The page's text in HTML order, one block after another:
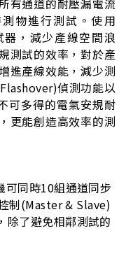
有通道的耐壓漏電流
物進行測試。使用
，減少產線空間浪
測試的效率，對於產
進產線效能，減少測
偵測功能以
可多得的電氣安規耐
更能創造高效率的測
可同時10組通道同步
制(Master & Slave)
除了避免相鄰測試的